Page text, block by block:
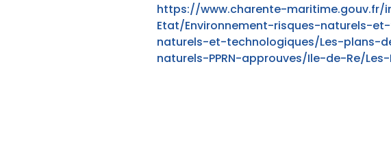
https://www.charente-
Etat/Environnement-risques-naturels-
naturels-et-technologiques/Les-plans-
naturels-PPRN-approuves/Ile-de-Re/